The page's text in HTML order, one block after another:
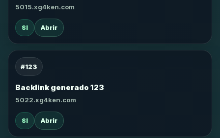
5015.xg4ken.com
SI Abrir
#123
Backlink generado 123
5022.xg4ken.com
SI Abrir